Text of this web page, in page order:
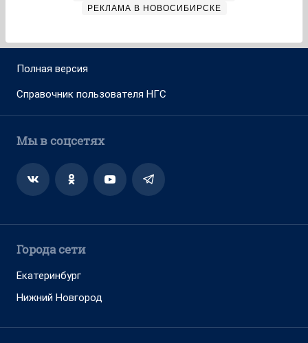
РЕКЛАМА В НОВОСИБИРСКЕ
Полная версия
Справочник пользователя НГС
Мы в соцсетях
Города сети
Екатеринбург
Нижний Новгород